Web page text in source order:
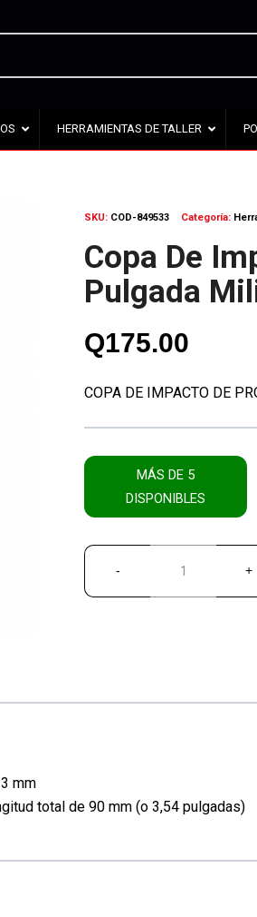
HERRAMIENTAS DE TALLER
SKU: COD-849533 Categoría:
Copa De
Pulgada
Q175.00
COPA DE IMPACTO DE
MÁS DE 5
DISPONIBLES
mm
total de 90 mm (o 3,54 pulgadas)